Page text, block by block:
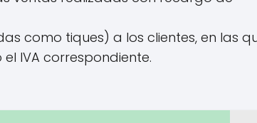
como tiques) a los clientes, en las
IVA correspondiente.